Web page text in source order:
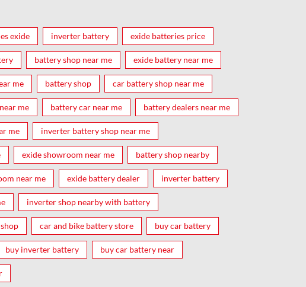
exide inverter battery exide batteries price
battery shop near me exide battery near me
me battery shop car battery shop near me
me battery car near me battery dealers near me
me inverter battery shop near me
exide showroom near me battery shop nearby
near me exide battery dealer inverter battery
inverter shop nearby with battery
car and bike battery store buy car battery
buy inverter battery buy car battery near